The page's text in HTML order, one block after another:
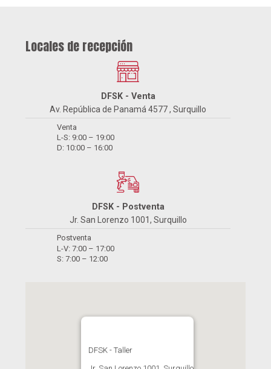
Locales de recepción
DFSK - Venta
Av. República de Panamá 4577 , Surquillo
Venta
L-S: 9:00 – 19:00
D: 10:00 – 16:00
DFSK - Postventa
Jr. San Lorenzo 1001, Surquillo
Postventa
L-V: 7:00 – 17:00
S: 7:00 – 12:00
DFSK - Taller